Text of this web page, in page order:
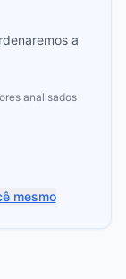
a
analisados
mesmo